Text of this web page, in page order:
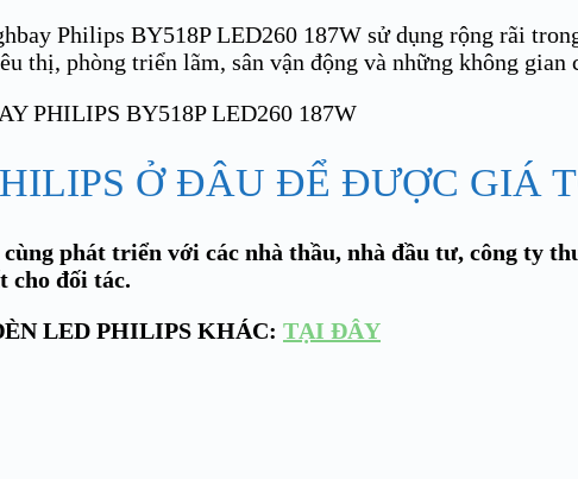
Philips BY518P LED260 187W sử dụng rộng rãi
thị, phòng triển lãm, sân vận động và những không
Ở ĐÂU ĐỂ ĐƯỢC GIÁ
phát triển với các nhà thầu, nhà đầu tư, công ty
cho đối tác.
LED PHILIPS KHÁC: TẠI ĐÂY